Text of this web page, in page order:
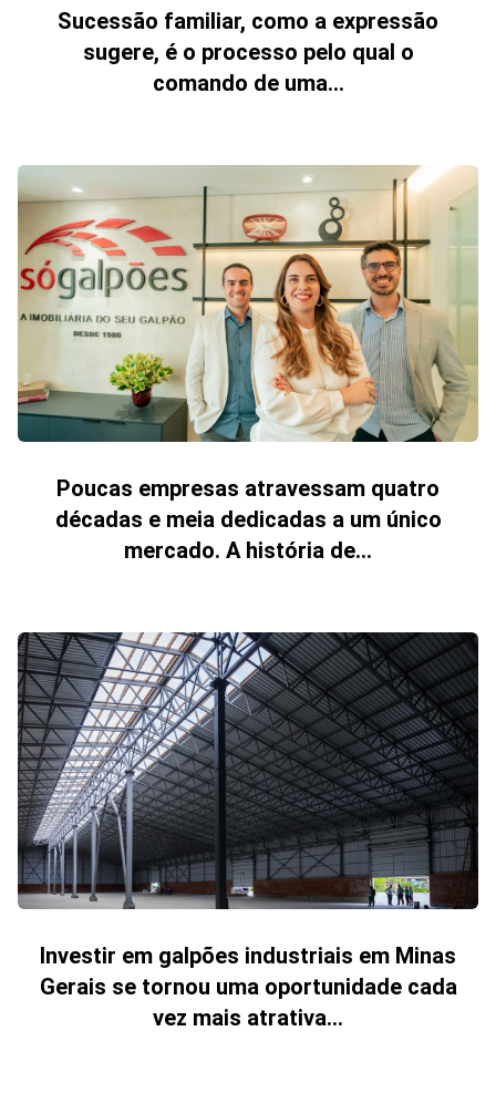
Sucessão familiar, como a expressão
sugere, é o processo pelo qual o
comando de uma...
Poucas empresas atravessam quatro
décadas e meia dedicadas a um único
mercado. A história de...
Investir em galpões industriais em Minas
Gerais se tornou uma oportunidade cada
vez mais atrativa...